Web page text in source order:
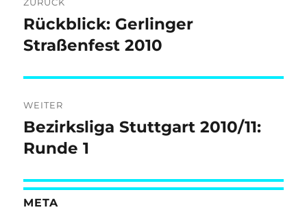
Vorheriger
Beitrag:
Rückblick: Gerlinger
Straßenfest 2010
WEITER
Nächster
Beitrag:
Bezirksliga Stuttgart 2010/11:
Runde 1
META